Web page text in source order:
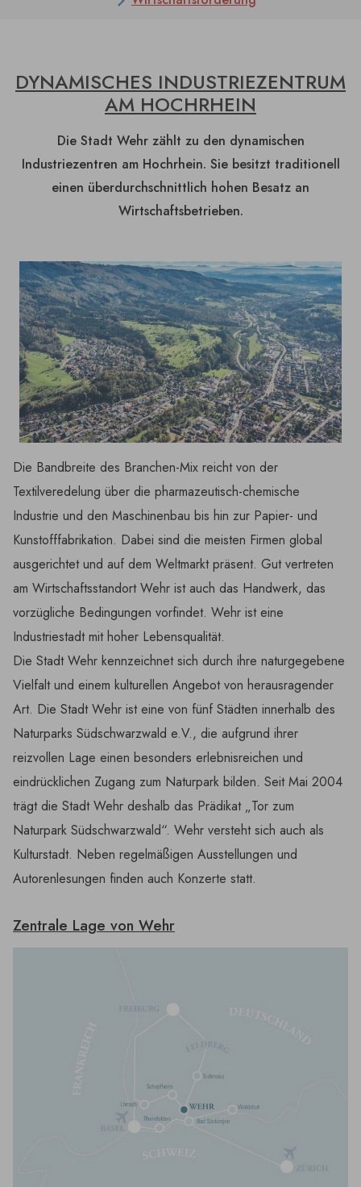
DYNAMISCHES INDUSTRIEZENTRUM
AM HOCHRHEIN
Die Stadt Wehr zählt zu den dynamischen
Industriezentren am Hochrhein. Sie besitzt traditionell
einen überdurchschnittlich hohen Besatz an
Wirtschaftsbetrieben.
Die Bandbreite des Branchen-Mix reicht von der
Textilveredelung über die pharmazeutisch-chemische
Industrie und den Maschinenbau bis hin zur Papier- und
Kunstofffabrikation. Dabei sind die meisten Firmen global
ausgerichtet und auf dem Weltmarkt präsent. Gut vertreten
am Wirtschaftsstandort Wehr ist auch das Handwerk, das
vorzügliche Bedingungen vorfindet. Wehr ist eine
Industriestadt mit hoher Lebensqualität.
Die Stadt Wehr kennzeichnet sich durch ihre naturgegebene
Vielfalt und einem kulturellen Angebot von herausragender
Art. Die Stadt Wehr ist eine von fünf Städten innerhalb des
Naturparks Südschwarzwald e.V., die aufgrund ihrer
reizvollen Lage einen besonders erlebnisreichen und
eindrücklichen Zugang zum Naturpark bilden. Seit Mai 2004
trägt die Stadt Wehr deshalb das Prädikat „Tor zum
Naturpark Südschwarzwald“. Wehr versteht sich auch als
Kulturstadt. Neben regelmäßigen Ausstellungen und
Autorenlesungen finden auch Konzerte statt.
Zentrale Lage von Wehr